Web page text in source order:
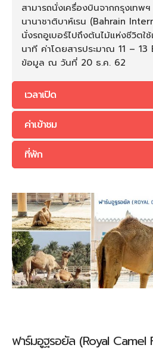
สามารถนั่งเครื่องบินจากกรุงเทพ
นานาชาติบาห์เรน (Bahrain
นั่งรถอูเบอร์ไปถึงต้นไม้แห่งชีวิตใ
นาที ค่าโดยสารประมาณ 11 –
ข้อมูล ณ วันที่ 20 ธ.ค. 62
เวลาเปิด
ค่าเข้าชม
ที่พัก
ฟาร์มอูฐรอยัล (Royal Camel